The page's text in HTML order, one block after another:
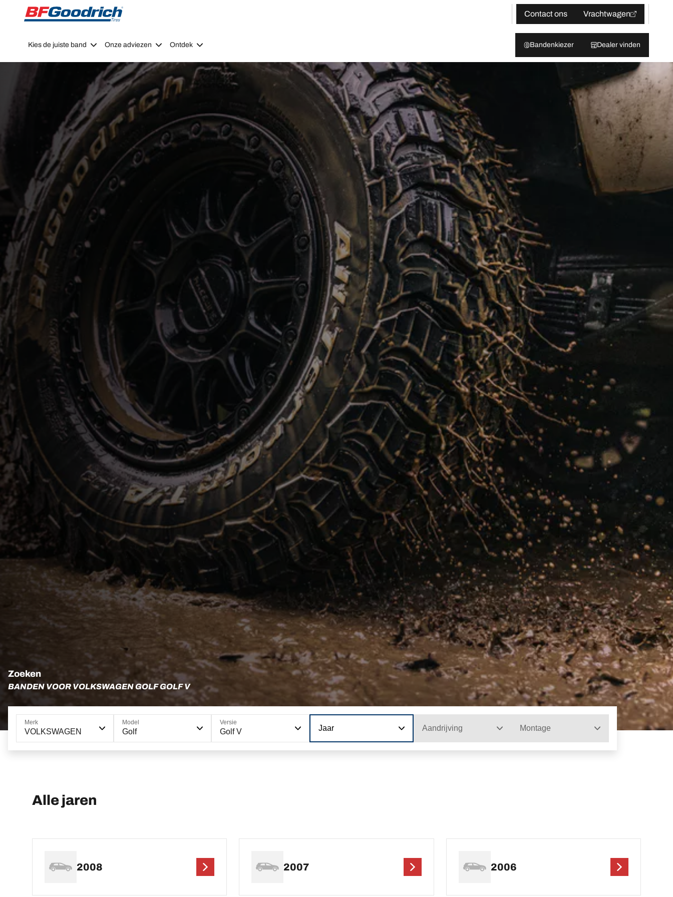
Go to page content
Go to page navigation
Contact ons
Vrachtwagen
Kies de juiste band Onze adviezen Ontdek Bandenkiezer Dealer vinden
Zoeken
BANDEN VOOR VOLKSWAGEN GOLF GOLF V
Merk
VOLKSWAGEN
Model
Golf
Versie
Golf V Jaar Aandrijving Montage
Alle jaren
2008 2007 2006